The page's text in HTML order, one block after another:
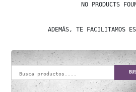
NO PRODUCTS
ADEMÁS, TE FACILITAMOS